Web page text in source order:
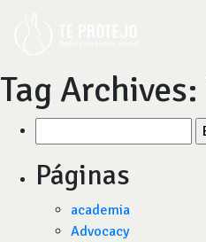
Tag Archives:
por:
Páginas
academia
Advocacy